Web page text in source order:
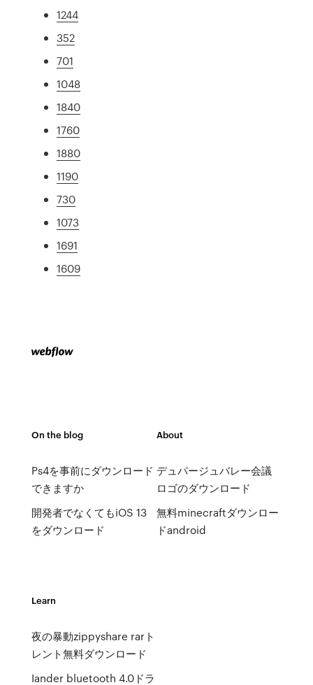
1244
352
701
1048
1840
1760
1880
1190
730
1073
1691
1609
On the blog
Ps4を事前にダウンロード
できますか
開発者でなくてもiOS 13
をダウンロード
About
デュパージュバレー会議
ロゴのダウンロード
無料minecraftダウンロー
ドandroid
Learn
夜の暴動zippyshare rarト
レント無料ダウンロード
Iander bluetooth 4.0ドラ